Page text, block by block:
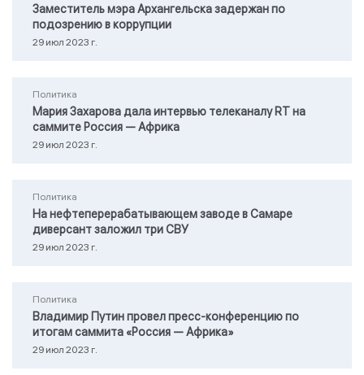
Заместитель мэра Архангельска задержан по
подозрению в коррупции
29 июл 2023 г.
Политика
Мария Захарова дала интервью телеканалу RТ на
саммите Россия — Африка
29 июл 2023 г.
Политика
На нефтеперерабатывающем заводе в Самаре
диверсант заложил три СВУ
29 июл 2023 г.
Политика
Владимир Путин провел пресс-конференцию по
итогам саммита «Россия — Африка»
29 июл 2023 г.